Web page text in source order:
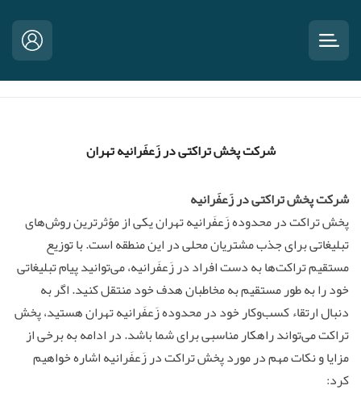
شرکت پخش تراکتی در زَعفَرانیه تهران
شرکت پخش تراکتی در زَعفَرانیه
پخش تراکت در محدوده زَعفَرانیه تهران یکی از مؤثرترین روش‌های
تبلیغاتی برای جذب مشتریان محلی در این منطقه است. با توزیع
مستقیم تراکت‌ها به دست افراد در زَعفَرانیه، می‌توانید پیام تبلیغاتی
خود را به طور مستقیم به مخاطبان هدف خود منتقل کنید. اگر به
دنبال ارتقاء کسب‌وکار خود در محدوده زَعفَرانیه تهران هستید، پخش
تراکت می‌تواند راهکار مناسبی برای شما باشد. در ادامه به برخی از
مزایا و نکات مهم در مورد پخش تراکت در زَعفَرانیه اشاره خواهیم
کرد: